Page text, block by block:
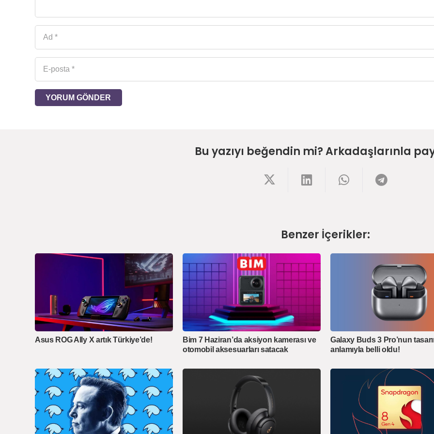
YORUM GÖNDER
Bu yazıyı beğendin mi? Arkadaşlarınla
Benzer İçerikler:
Asus ROG Ally X artık Türkiye’de!
Bim 7 Haziran’da aksiyon kamerası ve
otomobil aksesuarları satacak
Galaxy Buds 3 Pro’nun
anlamıyla belli oldu!